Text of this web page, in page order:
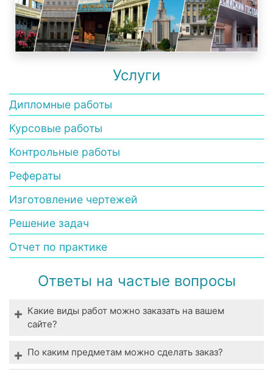
Услуги
Дипломные работы
Курсовые работы
Контрольные работы
Рефераты
Изготовление чертежей
Решение задач
Отчет по практике
Ответы на частые вопросы
Какие виды работ можно заказать на вашем
сайте?
Мы выполняем все виды студенческих работ. У
По каким предметам можно сделать заказ?